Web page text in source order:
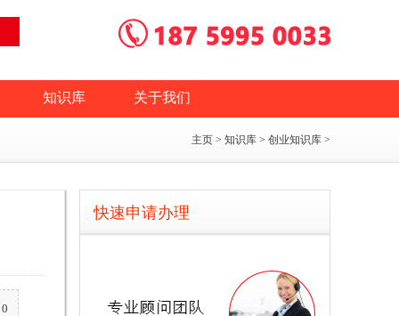
知识库 关于我们
主页 > 知识库 > 创业知识库 >
快速申请办理